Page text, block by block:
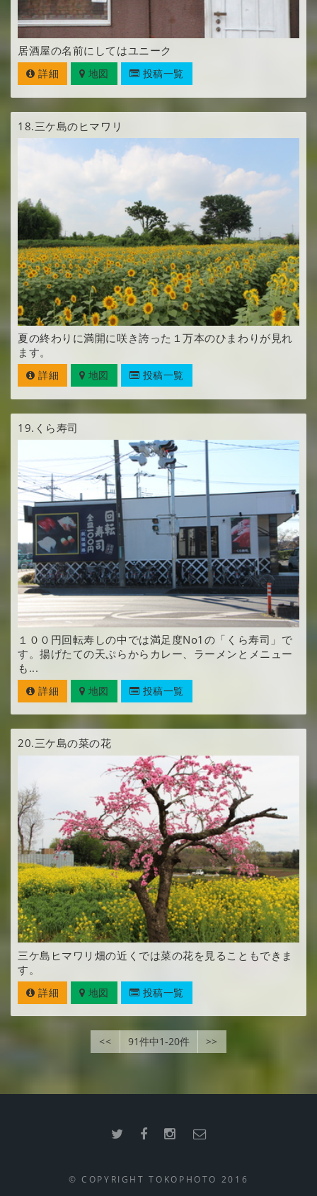
居酒屋の名前にしてはユニーク
詳細 地図 投稿一覧
18.三ケ島のヒマワリ
夏の終わりに満開に咲き誇った１万本のひまわりが見れ
ます。
詳細 地図 投稿一覧
19. くら寿司
１００円回転寿しの中では満足度No1の「くら寿司」で
す。揚げたての天ぷらからカレー、ラーメンとメニュー
も...
詳細 地図 投稿一覧
20.三ケ島の菜の花
三ケ島ヒマワリ畑の近くでは菜の花を見ることもできま
す。
詳細 地図 投稿一覧
<< 91件中1-20件 >>
© COPYRIGHT TOKOPHOTO 2016